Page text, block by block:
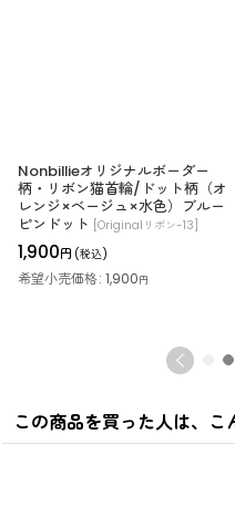
Nonbillieオリジナルボーダー
柄・リボン猫首輪/ドット柄（オ
レンジ×ベージュ×水色）ブルー
ピンドット Originalリボン-13
1,900円 (税込)
希望小売価格: 1,900円
この商品を買った人は、